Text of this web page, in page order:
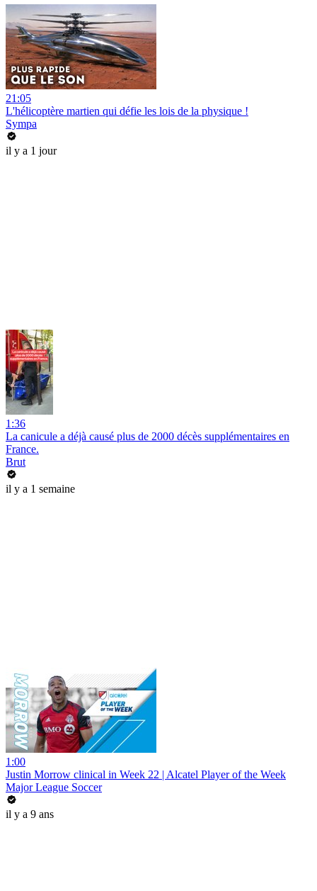
21:05
L'hélicoptère martien qui défie les lois de la physique !
Sympa
il y a 1 jour
1:36
La canicule a déjà causé plus de 2000 décès supplémentaires en
France.
Brut
il y a 1 semaine
1:00
Justin Morrow clinical in Week 22 | Alcatel Player of the Week
Major League Soccer
il y a 9 ans